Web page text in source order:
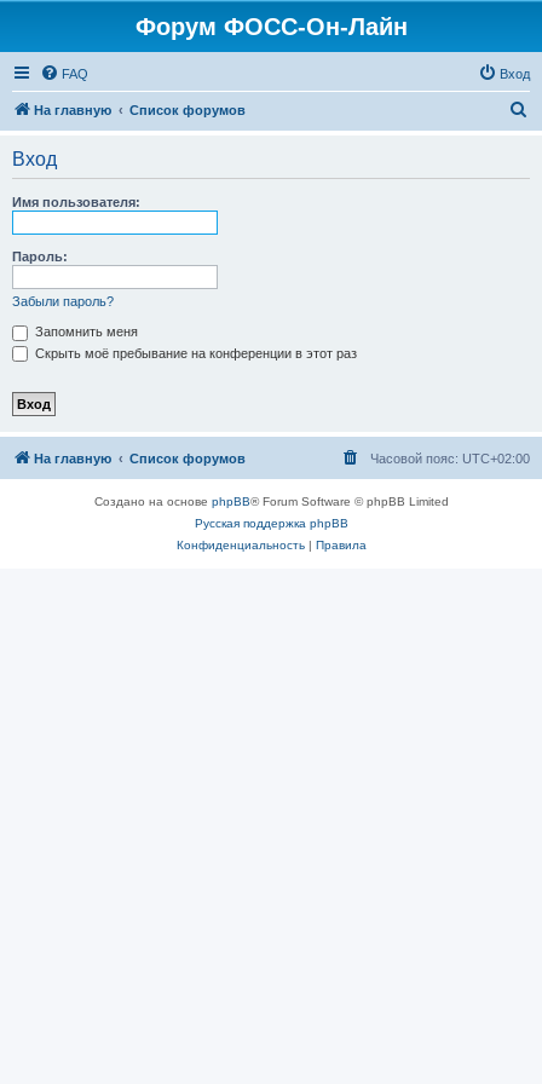
Форум ФОСС-Он-Лайн
FAQ Вход
На главную Список форумов
Вход
Имя пользователя:
Пароль:
Забыли пароль?
Запомнить меня
Скрыть моё пребывание на конференции в этот раз
На главную Список форумов Часовой пояс: UTC+02:00
Создано на основе phpBB® Forum Software © phpBB Limited
Русская поддержка phpBB
Конфиденциальность| Правила